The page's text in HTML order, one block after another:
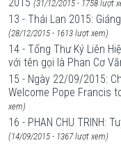
(31/12/2015 - 1758 lượt
13 - Thái Lan 2015:
(28/12/2015 - 1613 lượt xem)
14 - Tổng Thư Ký Liên
với tên gọi là Phan Cơ
15 - Ngày 22/09/2015:
Welcome Pope Francis
xem)
16 - PHAN CHU TRINH:
(14/09/2015 - 1367 lượt xem)